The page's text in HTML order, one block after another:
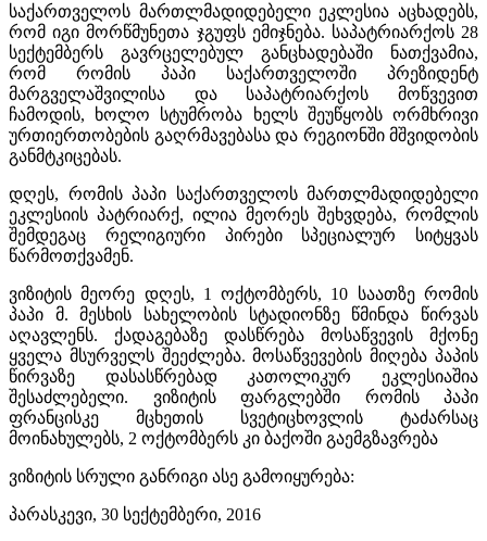
საქართველოს მართლმადიდებელი ეკლესია აცხადებს,
რომ იგი მორწმუნეთა ჯგუფს ემიჯნება. საპატრიარქოს 28
სექტემბერს გავრცელებულ განცხადებაში ნათქვამია,
რომ რომის პაპი საქართველოში პრეზიდენტ
მარგველაშვილისა და საპატრიარქოს მოწვევით
ჩამოდის, ხოლო სტუმრობა ხელს შეუწყობს ორმხრივი
ურთიერთობების გაღრმავებასა და რეგიონში მშვიდობის
განმტკიცებას.
დღეს, რომის პაპი საქართველოს მართლმადიდებელი
ეკლესიის პატრიარქ, ილია მეორეს შეხვდება, რომლის
შემდეგაც რელიგიური პირები სპეციალურ სიტყვას
წარმოთქვამენ.
ვიზიტის მეორე დღეს, 1 ოქტომბერს, 10 საათზე რომის
პაპი მ. მესხის სახელობის სტადიონზე წმინდა წირვას
აღავლენს. ქადაგებაზე დასწრება მოსაწვევის მქონე
ყველა მსურველს შეეძლება. მოსაწვევების მიღება პაპის
წირვაზე დასასწრებად კათოლიკურ ეკლესიაშია
შესაძლებელი. ვიზიტის ფარგლებში რომის პაპი
ფრანცისკე მცხეთის სვეტიცხოვლის ტაძარსაც
მოინახულებს, 2 ოქტომბერს კი ბაქოში გაემგზავრება
ვიზიტის სრული განრიგი ასე გამოიყურება:
პარასკევი, 30 სექტემბერი, 2016